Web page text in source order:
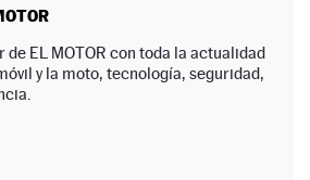
de EL MOTOR con toda la actualidad
y la moto, tecnología, seguridad,